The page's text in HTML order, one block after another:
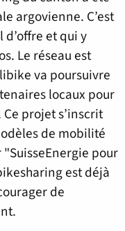
argovienne. C’est
et qui y
Le réseau est
va poursuivre
locaux pour
projet s’inscrit
de mobilité
pour
est déjà
de